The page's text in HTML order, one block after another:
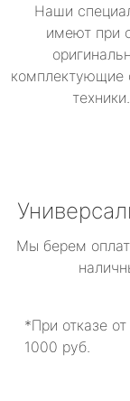
Наши
имеют при
комплектующие
техники.
Мы берем
*При отказе
1000 руб.